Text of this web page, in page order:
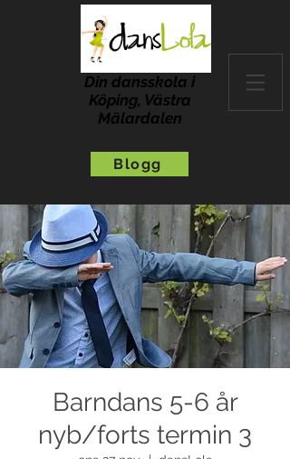
Din dansskola i
Köping, Västra
Mälardalen
Blogg
Barndans 5-6 år
nyb/forts termin 3